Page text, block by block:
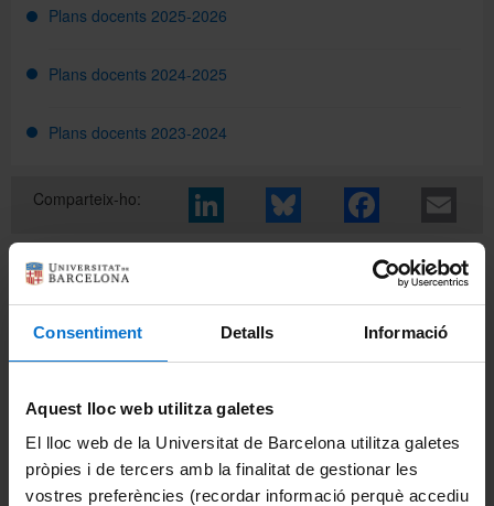
Consentiment Detalls Informació
Aquest lloc web utilitza galetes
El lloc web de la Universitat de Barcelona utilitza galetes
pròpies i de tercers amb la finalitat de gestionar les
vostres preferències (recordar informació perquè accediu
Directori
Español
English
Plans docents 2025-2026
Plans docents 2024-2025
Plans docents 2023-2024
Comparteix-ho:
Enllaços relacionats
Ofertes de feina
Representació de l'alumnat